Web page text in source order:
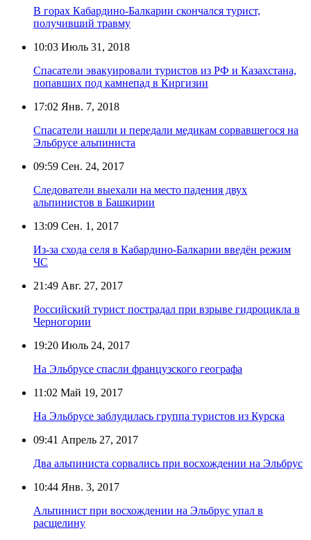
В горах Кабардино-Балкарии скончался турист,
получивший травму
10:03 Июль 31, 2018
Спасатели эвакуировали туристов из РФ и Казахстана,
попавших под камнепад в Киргизии
17:02 Янв. 7, 2018
Спасатели нашли и передали медикам сорвавшегося на
Эльбрусе альпиниста
09:59 Сен. 24, 2017
Следователи выехали на место падения двух
альпинистов в Башкирии
13:09 Сен. 1, 2017
Из-за схода селя в Кабардино-Балкарии введён режим
ЧС
21:49 Авг. 27, 2017
Российский турист пострадал при взрыве гидроцикла в
Черногории
19:20 Июль 24, 2017
На Эльбрусе спасли французского географа
11:02 Май 19, 2017
На Эльбрусе заблудилась группа туристов из Курска
09:41 Апрель 27, 2017
Два альпиниста сорвались при восхождении на Эльбрус
10:44 Янв. 3, 2017
Альпинист при восхождении на Эльбрус упал в
расщелину